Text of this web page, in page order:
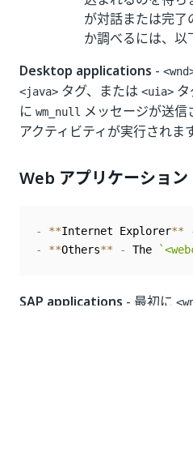
が対話または完了
か調べるには、以
Desktop applications -
<java> タグ、または <uia>
に wm_null メッセージが送信
アクティビティが実行されます
Web アプリケーション
- **Internet Explorer**
-
**Others** - The `
SAP applications - 最初に